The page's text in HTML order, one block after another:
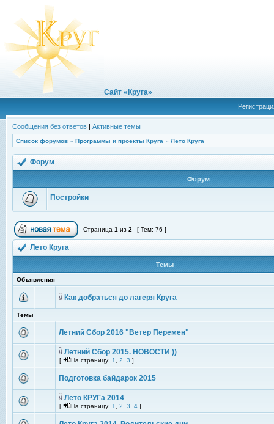
Сайт «Круга»
Сообщения без ответов | Активные темы
Список форумов » Программы и проекты Круга » Лето Круга
Форум
Форум
Постройки
Страница 1 из 2 [ Тем: 76 ]
Лето Круга
Темы
Объявления
Как добраться до лагеря Круга
Темы
Летний Сбор 2016 "Ветер Перемен"
Летний Сбор 2015. НОВОСТИ ))
[ На страницу: 1 2 3 ]
Подготовка байдарок 2015
Лето КРУГа 2014
[ На страницу: 1 2 3 4 ]